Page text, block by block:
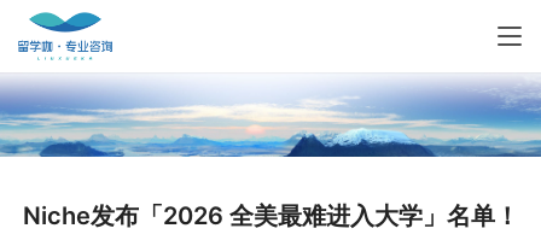
Niche发布「2026 全美最难进入大学」名单！